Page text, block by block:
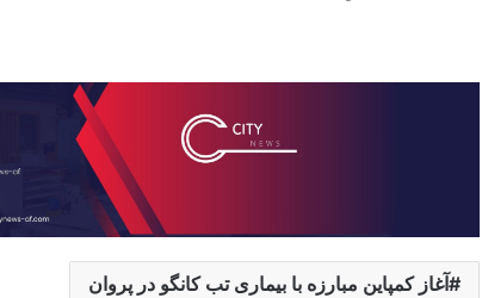
آغاز کمپاین مبارزه با بیماری تب کانگو در پروان